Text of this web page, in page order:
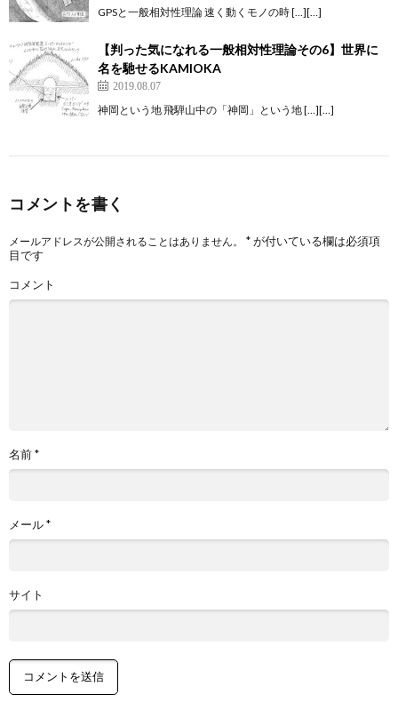
GPSと一般相対性理論 速く動くモノの時 […][…]
【判った気になれる一般相対性理論その6】世界に
名を馳せるKAMIOKA
2019.08.07
神岡という地 飛騨山中の「神岡」という地 […][…]
コメントを書く
メールアドレスが公開されることはありません。 *が付いている欄は必須項
目です
コメント
名前*
メール*
サイト